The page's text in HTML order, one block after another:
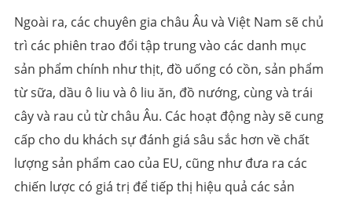
Ngoài ra, các chuyên gia châu Âu và Việt Nam sẽ chủ
trì các phiên trao đổi tập trung vào các danh mục
sản phẩm chính như thịt, đồ uống có cồn, sản phẩm
từ sữa, dầu ô liu và ô liu ăn, đồ nướng, cùng và trái
cây và rau củ từ châu Âu. Các hoạt động này sẽ cung
cấp cho du khách sự đánh giá sâu sắc hơn về chất
lượng sản phẩm cao của EU, cũng như đưa ra các
chiến lược có giá trị để tiếp thị hiệu quả các sản